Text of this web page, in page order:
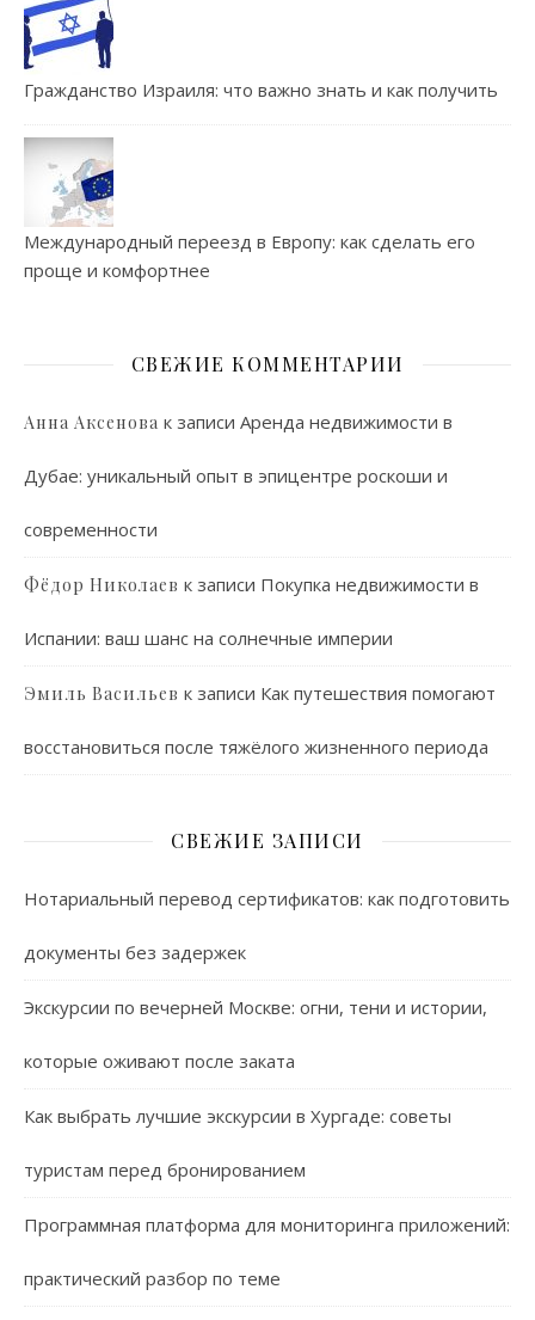
Гражданство Израиля: что важно знать и как получить
Международный переезд в Европу: как сделать его
проще и комфортнее
СВЕЖИЕ КОММЕНТАРИИ
Анна Аксенова к записи Аренда недвижимости в
Дубае: уникальный опыт в эпицентре роскоши и
современности
Фёдор Николаев к записи Покупка недвижимости в
Испании: ваш шанс на солнечные империи
Эмиль Васильев к записи Как путешествия помогают
восстановиться после тяжёлого жизненного периода
СВЕЖИЕ ЗАПИСИ
Нотариальный перевод сертификатов: как подготовить
документы без задержек
Экскурсии по вечерней Москве: огни, тени и истории,
которые оживают после заката
Как выбрать лучшие экскурсии в Хургаде: советы
туристам перед бронированием
Программная платформа для мониторинга приложений:
практический разбор по теме